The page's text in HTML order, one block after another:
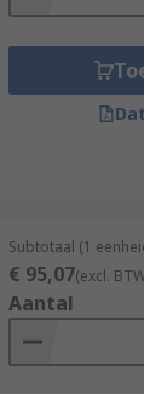
Subtotaal (1
€ 95,07(excl.
Aantal